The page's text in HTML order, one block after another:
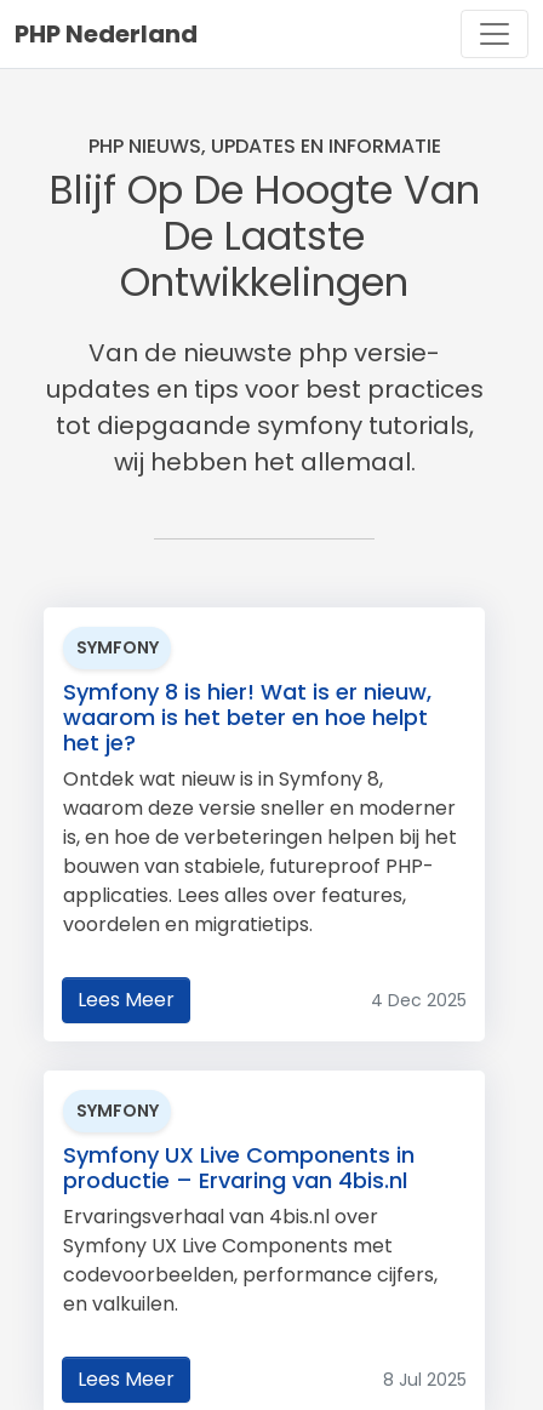
PHP Nederland
PHP NIEUWS, UPDATES EN INFORMATIE
Blijf Op De Hoogte Van
De Laatste
Ontwikkelingen
Van de nieuwste php versie-
updates en tips voor best practices
tot diepgaande symfony tutorials,
wij hebben het allemaal.
SYMFONY
Symfony 8 is hier! Wat is er nieuw,
waarom is het beter en hoe helpt
het je?
Ontdek wat nieuw is in Symfony 8,
waarom deze versie sneller en moderner
is, en hoe de verbeteringen helpen bij het
bouwen van stabiele, futureproof PHP-
applicaties. Lees alles over features,
voordelen en migratietips.
Lees Meer 4 Dec 2025
SYMFONY
Symfony UX Live Components in
productie – Ervaring van 4bis.nl
Ervaringsverhaal van 4bis.nl over
Symfony UX Live Components met
codevoorbeelden, performance cijfers,
en valkuilen.
Lees Meer 8 Jul 2025